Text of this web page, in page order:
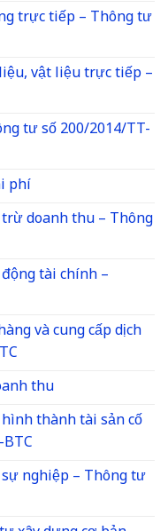
trực tiếp – Thông tư
vật liệu trực tiếp –
tư số 200/2014/TT-
phí
doanh thu – Thông
tài chính –
và cung cấp dịch
thu
thành tài sản cố
nghiệp – Thông tư